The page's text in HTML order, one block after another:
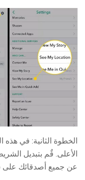
الخطوة الثانية: في
الأعلى. قٌم بتبديل
عن جميع أصدقائك